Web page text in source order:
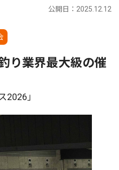
公開日：2025.12.12
り業界最大級の催
2026」